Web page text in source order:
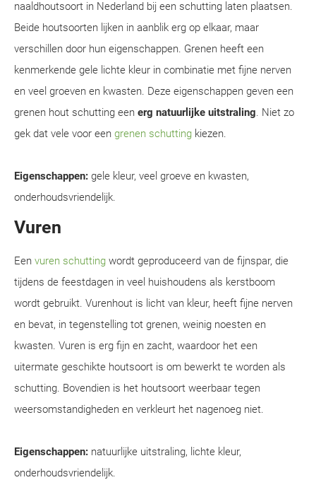
naaldhoutsoort in Nederland bij een schutting laten plaatsen.
Beide houtsoorten lijken in aanblik erg op elkaar, maar
verschillen door hun eigenschappen. Grenen heeft een
kenmerkende gele lichte kleur in combinatie met fijne nerven
en veel groeven en kwasten. Deze eigenschappen geven een
grenen hout schutting een erg natuurlijke uitstraling. Niet zo
gek dat vele voor een grenen schutting kiezen.
Eigenschappen: gele kleur, veel groeve en kwasten,
onderhoudsvriendelijk.
Vuren
Een vuren schutting wordt geproduceerd van de fijnspar, die
tijdens de feestdagen in veel huishoudens als kerstboom
wordt gebruikt. Vurenhout is licht van kleur, heeft fijne nerven
en bevat, in tegenstelling tot grenen, weinig noesten en
kwasten. Vuren is erg fijn en zacht, waardoor het een
uitermate geschikte houtsoort is om bewerkt te worden als
schutting. Bovendien is het houtsoort weerbaar tegen
weersomstandigheden en verkleurt het nagenoeg niet.
Eigenschappen: natuurlijke uitstraling, lichte kleur,
onderhoudsvriendelijk.